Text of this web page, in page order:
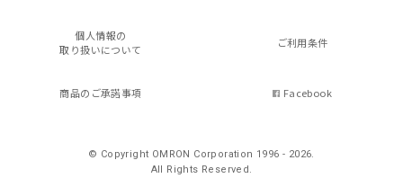
個人情報の
取り扱いについて
ご利用条件
商品のご承諾事項 Facebook
© Copyright OMRON Corporation 1996 - 2026.
All Rights Reserved.